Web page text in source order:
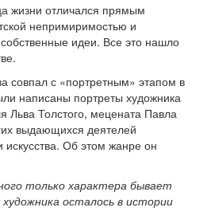
жизни отличался прямым
непримиримостью и
идеи. Все это нашло
совпал с «портретным» этапом в
написаны портреты художника
Льва Толстого, мецената Павла
выдающихся деятелей
искусства. Об этом жанре он
только характера бывает
осталось в истории